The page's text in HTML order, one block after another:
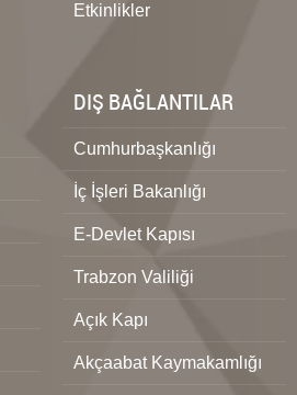
Etkinlikler
DIŞ BAĞLANTILAR
Cumhurbaşkanlığı
İç İşleri Bakanlığı
E-Devlet Kapısı
Trabzon Valiliği
Açık Kapı
Akçaabat Kaymakamlığı